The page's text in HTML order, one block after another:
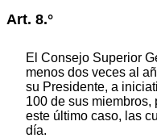
Art. 8.°
El Consejo Superior
menos dos veces al
su Presidente, a
100 de sus
este último caso, las
día.